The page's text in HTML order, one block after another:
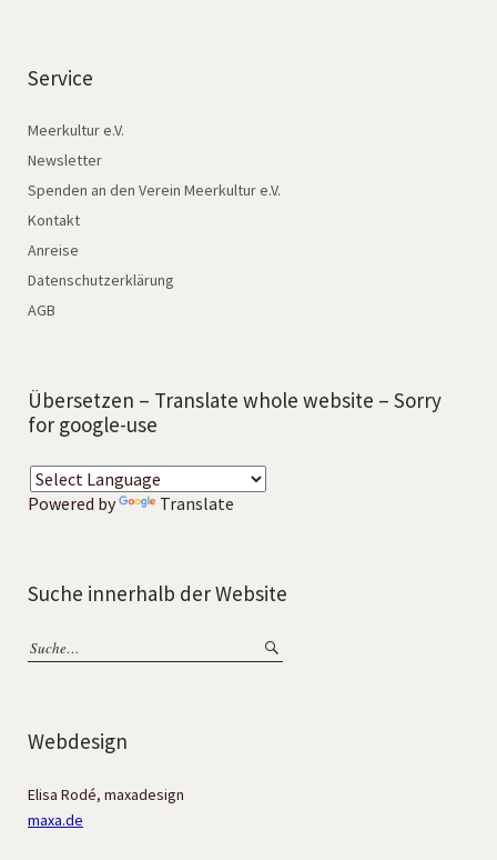
Service
Meerkultur e.V.
Newsletter
Spenden an den Verein Meerkultur e.V.
Kontakt
Anreise
Datenschutzerklärung
AGB
Übersetzen – Translate whole website – Sorry
for google-use
Powered by Translate
Suche innerhalb der Website
Webdesign
Elisa Rodé, maxadesign
maxa.de